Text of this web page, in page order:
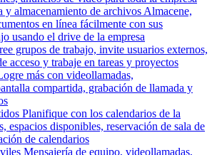
y almacenamiento de archivos Almacene,
en línea fácilmente con sus
usando el drive de la empresa
grupos de trabajo, invite usuarios externos,
acceso y trabaje en tareas y proyectos
más con videollamadas,
compartida, grabación de llamada y
Planifique con los calendarios de la
espacios disponibles, reservación de sala de
de calendarios
Mensajería de equipo, videollamadas,